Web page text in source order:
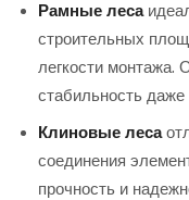
Рамные леса
строительных
легкости монтажа.
стабильность
Клиновые леса
соединения
прочность и